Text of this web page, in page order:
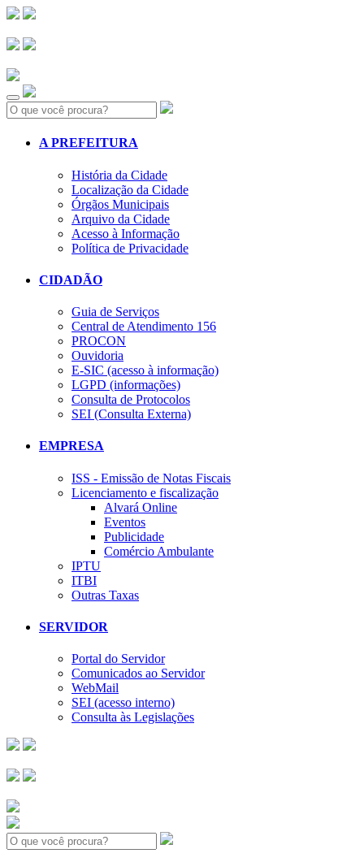
Search:
A PREFEITURA
História da Cidade
Localização da Cidade
Órgãos Municipais
Arquivo da Cidade
Acesso à Informação
Política de Privacidade
CIDADÃO
Guia de Serviços
Central de Atendimento 156
PROCON
Ouvidoria
E-SIC (acesso à informação)
LGPD (informações)
Consulta de Protocolos
SEI (Consulta Externa)
EMPRESA
ISS - Emissão de Notas Fiscais
Licenciamento e fiscalização
Alvará Online
Eventos
Publicidade
Comércio Ambulante
IPTU
ITBI
Outras Taxas
SERVIDOR
Portal do Servidor
Comunicados ao Servidor
WebMail
SEI (acesso interno)
Consulta às Legislações
Search: